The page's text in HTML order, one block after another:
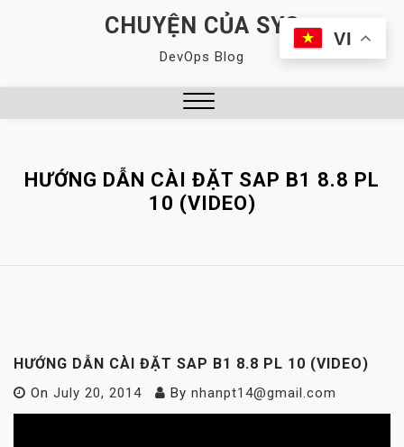
CHUYỆN CỦA SYS
DevOps Blog
HƯỚNG DẪN CÀI ĐẶT SAP B1 8.8 PL
10 (VIDEO)
HƯỚNG DẪN CÀI ĐẶT SAP B1 8.8 PL 10 (VIDEO)
On July 20, 2014 By nhanpt14@gmail.com
VI